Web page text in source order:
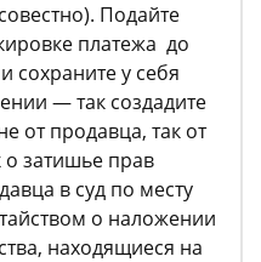
Подайте
платежа до
сохраните у себя
— так создадите
от продавца, так от
затишье прав
в суд по месту
о наложении
находящиеся на